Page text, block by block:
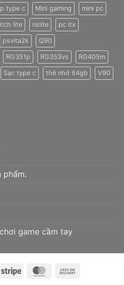
type c Mini gaming mini pc
lite nslite pc itx
psvita2k Q90
RG351p RG353vs RG405m
Sạc type c thẻ nhớ 64gb V90
phẩm.
game cầm tay
Stripe MasterCard